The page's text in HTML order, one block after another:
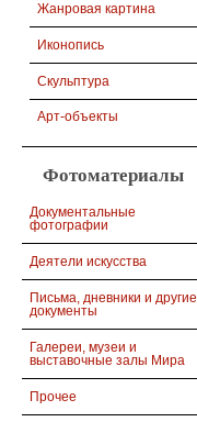
Жанровая картина
Иконопись
Скульптура
Арт-объекты
Фотоматериалы
Документальные
фотографии
Деятели искусства
Письма, дневники и другие
документы
Галереи, музеи и
выставочные залы Мира
Прочее